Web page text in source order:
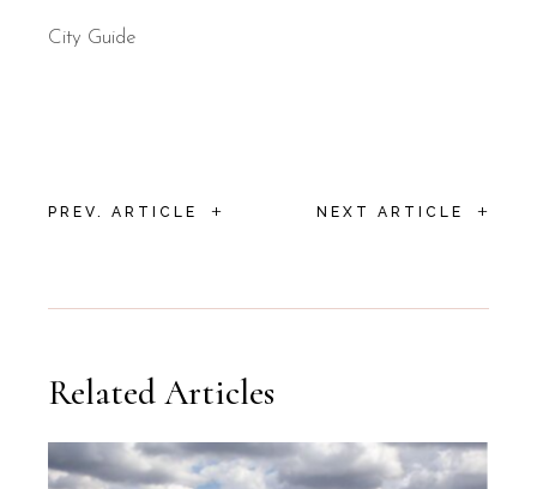
City Guide
PREV. ARTICLE + NEXT ARTICLE +
Related Articles